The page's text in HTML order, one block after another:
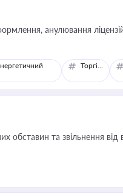
анулювання ліцензій
Торгівля
та звільнення від